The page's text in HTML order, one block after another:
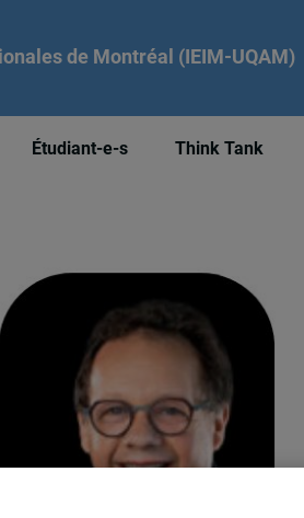
de Montréal (IEIM-UQAM)
Étudiant-e-s Think Tank